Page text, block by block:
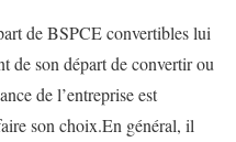
de BSPCE convertibles lui
de son départ de convertir ou
de l’entreprise est
son choix.En général, il